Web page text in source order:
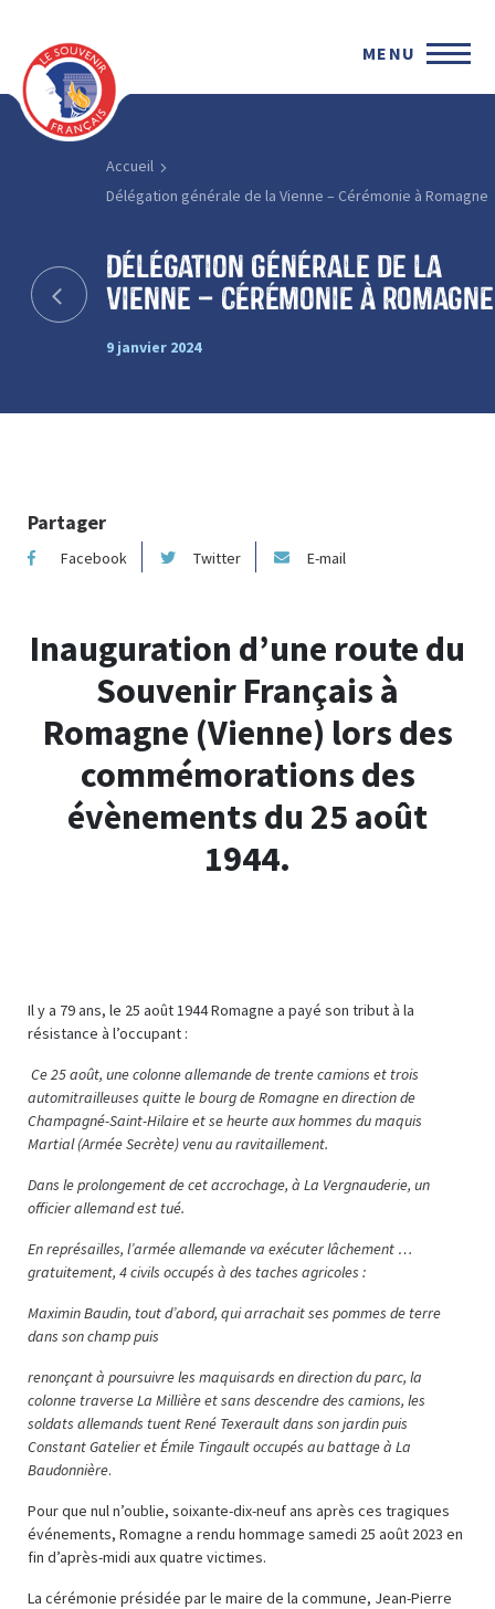
MENU
Accueil
Délégation générale de la Vienne – Cérémonie à Romagne
Délégation générale de la
Vienne – Cérémonie à Romagne
9 janvier 2024
Partager
Facebook Twitter E-mail
Inauguration d’une route du
Souvenir Français à
Romagne (Vienne) lors des
commémorations des
évènements du 25 août
1944.
Il y a 79 ans, le 25 août 1944 Romagne a payé son tribut à la
résistance à l’occupant :
Ce 25 août, une colonne allemande de trente camions et trois
automitrailleuses quitte le bourg de Romagne en direction de
Champagné-Saint-Hilaire et se heurte aux hommes du maquis
Martial (Armée Secrète) venu au ravitaillement.
Dans le prolongement de cet accrochage, à La Vergnauderie, un
officier allemand est tué.
En représailles, l’armée allemande va exécuter lâchement …
gratuitement, 4 civils occupés à des taches agricoles :
Maximin Baudin, tout d’abord, qui arrachait ses pommes de terre
dans son champpuis
renonçant à poursuivre les maquisards en direction du parc, la
colonne traverse La Millière et sans descendre des camions, les
soldats allemands tuent René Texerault dans son jardin puis
Constant Gatelier et Émile Tingault occupés au battage à La
Baudonnière.
Pour que nul n’oublie, soixante-dix-neuf ans après ces tragiques
événements, Romagne a rendu hommage samedi 25 août 2023 en
fin d’après-midi aux quatre victimes.
La cérémonie présidée par le maire de la commune, Jean-Pierre